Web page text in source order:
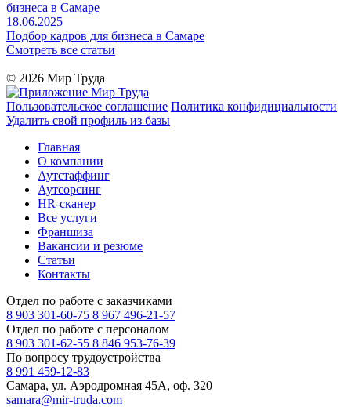
бизнеса в Самаре
18.06.2025
Подбор кадров для бизнеса в Самаре
Смотреть все статьи
© 2026 Мир Труда
Пользовательское соглашение Политика конфидициальности
Удалить свой профиль из базы
Главная
О компании
Аутстаффинг
Аутсорсинг
HR-сканер
Все услуги
Франшиза
Вакансии и резюме
Статьи
Контакты
Отдел по работе с заказчиками
8 903 301-60-75 8 967 496-21-57
Отдел по работе с персоналом
8 903 301-62-55 8 846 953-76-39
По вопросу трудоустройства
8 991 459-12-83
Самара, ул. Аэродромная 45А, оф. 320
samara@mir-truda.com